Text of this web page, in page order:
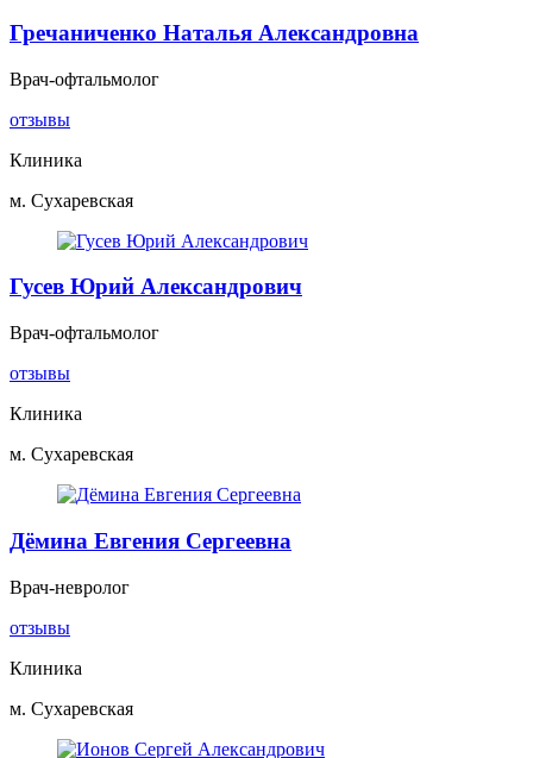
Гречаниченко Наталья Александровна
Врач-офтальмолог
отзывы
Клиника
м. Сухаревская
Гусев Юрий Александрович
Врач-офтальмолог
отзывы
Клиника
м. Сухаревская
Дёмина Евгения Сергеевна
Врач-невролог
отзывы
Клиника
м. Сухаревская